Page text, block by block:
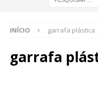
INÍCIO garrafa plástica
garrafa